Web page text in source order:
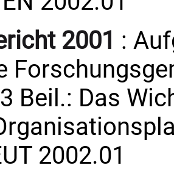
2001 :
Beil.: Das
2002.01